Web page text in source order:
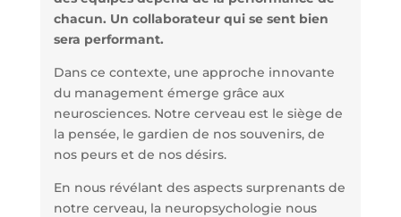
chacun. Un collaborateur qui se sent bien
sera performant.
Dans ce contexte, une approche innovante
du management émerge grâce aux
neurosciences. Notre cerveau est le siège de
la pensée, le gardien de nos souvenirs, de
nos peurs et de nos désirs.
En nous révélant des aspects surprenants de
notre cerveau, la neuropsychologie nous